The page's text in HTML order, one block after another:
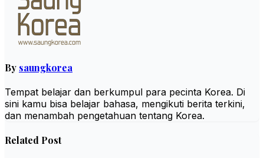
By saungkorea
Tempat belajar dan berkumpul para pecinta Korea. Di
sini kamu bisa belajar bahasa, mengikuti berita terkini,
dan menambah pengetahuan tentang Korea.
Related Post